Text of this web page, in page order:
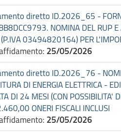
diretto ID.2026_65 -
NOMINA DEL RUP
(P.IVA 03494820164) PER
25/05/2026
diretto ID.2026_76 - NOMINA
DI ENERGIA ELETTRICA -
DI 24 MESI (CON POSSIBILITA'
ONERI FISCALI INCLUSI
25/05/2026